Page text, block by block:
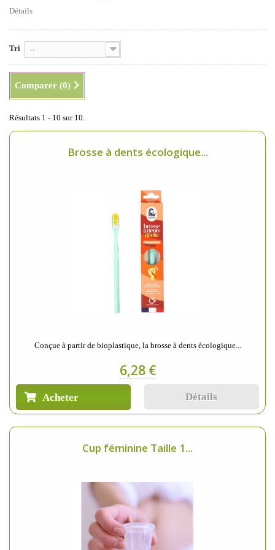
Détails
Tri --
Comparer (0)
Résultats 1 - 10 sur 10.
Brosse à dents écologique...
Conçue à partir de bioplastique, la brosse à dents écologique...
6,28 €
Acheter Détails
Cup féminine Taille 1...